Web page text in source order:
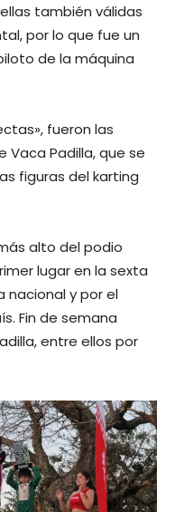
también válidas
por lo que fue un
de la máquina
fueron las
Vaca Padilla, que se
figuras del karting
alto del podio
lugar en la sexta
nacional y por el
Fin de semana
entre ellos por